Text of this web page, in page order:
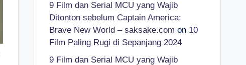
9 Film dan Serial MCU yang Wajib
Ditonton sebelum Captain America:
Brave New World – saksake.com on 10
Film Paling Rugi di Sepanjang 2024
9 Film dan Serial MCU yang Wajib